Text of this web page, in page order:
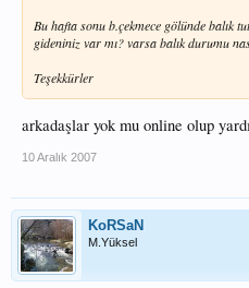
Bu hafta sonu b.çekmece gölünde balık
gideniniz var mı? varsa balık durumu
Teşekkürler
arkadaşlar yok mu online olup
10 Aralık 2007
KoRSaN
M.Yüksel